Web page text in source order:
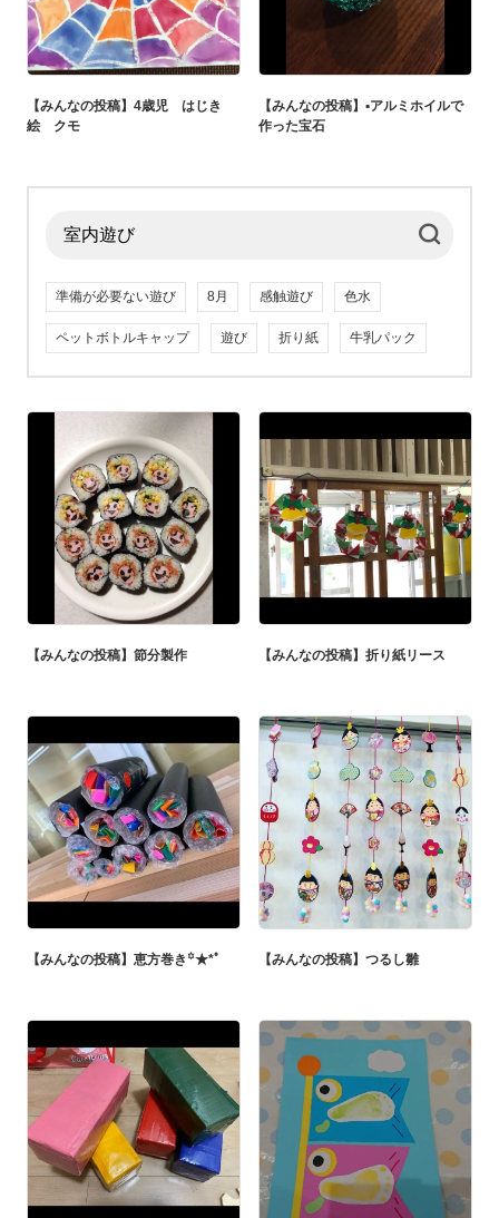
【みんなの投稿】4歳児 はじき
絵 クモ
【みんなの投稿】▪︎アルミホイルで
作った宝石
準備が必要ない遊び 8月 感触遊び 色水
ペットボトルキャップ 遊び 折り紙 牛乳パック
【みんなの投稿】節分製作 【みんなの投稿】折り紙リース
【みんなの投稿】恵方巻き꙳★*ﾟ 【みんなの投稿】つるし雛